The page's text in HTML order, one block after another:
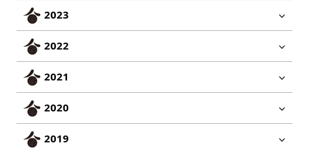
2023
2022
2021
2020
2019